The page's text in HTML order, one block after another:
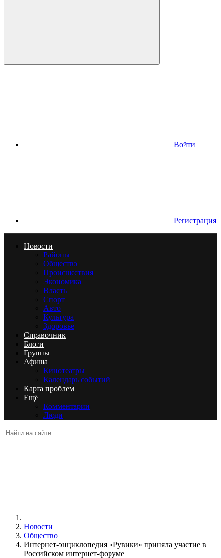
Войти
Регистрация
Новости
Районы
Общество
Происшествия
Экономика
Власть
Спорт
Авто
Культура
Здоровье
Справочник
Блоги
Группы
Афиша
Кинотеатры
Календарь событий
Карта проблем
Ещё
Комментарии
Люди
Новости
Общество
Интернет-энциклопедия «Рувики» приняла участие в
Российском интернет-форуме